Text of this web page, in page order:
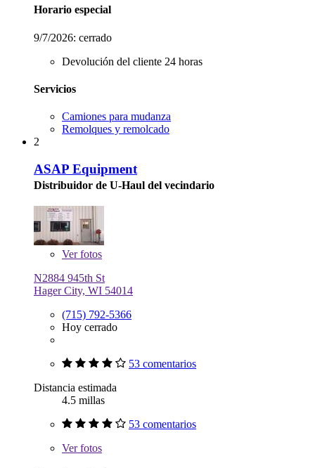
Horario especial
9/7/2026: cerrado
Devolución del cliente 24 horas
Servicios
Camiones para mudanza
Remolques y remolcado
2
ASAP Equipment
Distribuidor de U-Haul del vecindario
Verfotos
N2884 945th St
Hager City, WI 54014
(715) 792-5366
Hoy cerrado
53 comentarios
Distancia estimada
4.5 millas
53 comentarios
Verfotos